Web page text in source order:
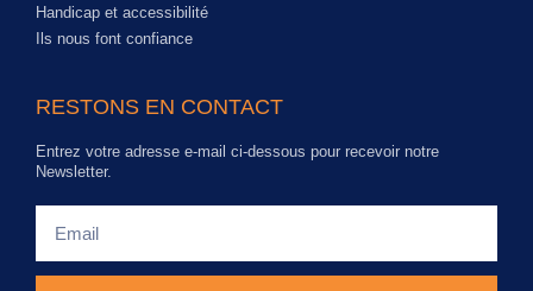
Handicap et accessibilité
Ils nous font confiance
RESTONS EN CONTACT
Entrez votre adresse e-mail ci-dessous pour recevoir notre
Newsletter.